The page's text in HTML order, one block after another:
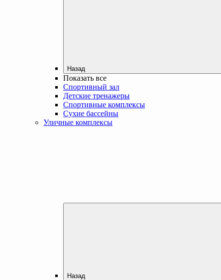
Назад
Показать все
Спортивный зал
Детские тренажеры
Спортивные комплексы
Сухие бассейны
Уличные комплексы
Назад